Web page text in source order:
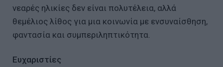
νεαρές ηλικίες δεν είναι πολυτέλεια, αλλά
θεμέλιος λίθος για μια κοινωνία με ενσυναίσθηση,
φαντασία και συμπεριληπτικότητα.
Ευχαριστίες